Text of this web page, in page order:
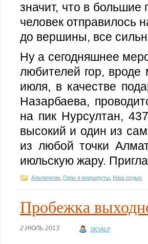
значит, что в
человек отправилось
до вершины, все
Ну а сегодняшнее
любителей гор,
июля, в качестве
Назарбаева,
на пик Нурсултан,
высокий и один из
из любой точки
июльскую жару.
Альпинизм Горы и маршруты Наш отдых
Пробежка
2 ИЮЛЬ 2013 SKYALP